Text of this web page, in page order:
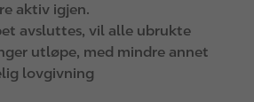
aktiv igjen.
avsluttes, vil alle ubrukte
utløpe, med mindre annet
lovgivning